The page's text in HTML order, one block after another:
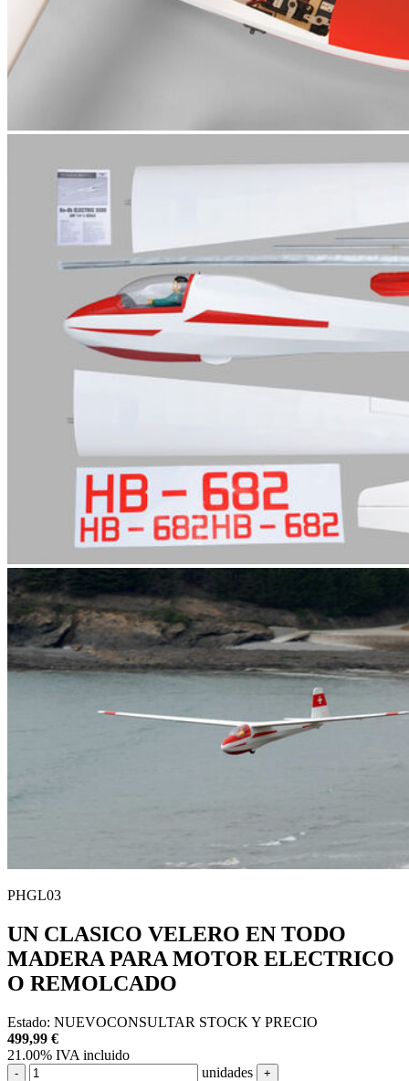
PHGL03
UN CLASICO VELERO EN TODO
MADERA PARA MOTOR ELECTRICO
O REMOLCADO
Estado: NUEVOCONSULTAR STOCK Y PRECIO
499,99 €
21.00% IVA incluido
- unidades +